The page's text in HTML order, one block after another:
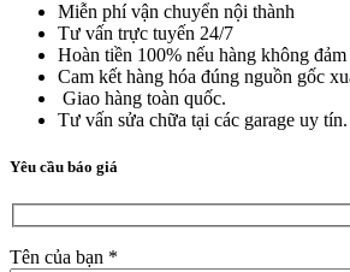
Miễn phí vận chuyển nội thành
Tư vấn trực tuyến 24/7
Hoàn tiền 100% nếu hàng không đảm
Cam kết hàng hóa đúng nguồn gốc
Giao hàng toàn quốc.
Tư vấn sửa chữa tại các garage uy tín.
Yêu cầu báo giá
Tên của bạn *